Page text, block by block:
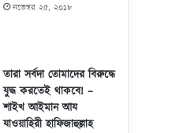
নভেম্বর ২৫, ২০১৮
তারা সর্বদা তোমাদের বিরুদ্ধে
যুদ্ধ করতেই থাকবে! –
শাইখ আইমান আয
যাওয়াহিরী হাফিজাহুল্লাহ